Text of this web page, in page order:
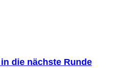
die nächste Runde